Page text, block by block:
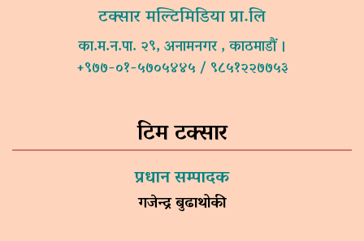
टक्सार मल्टिमिडिया प्रा.लि
का.म.न.पा. २९, अनामनगर , काठमाडौं ।
+९७७-०१-५७०५४४५ / ९८५१२२७७५३
टिम टक्सार
प्रधान सम्पादक
गजेन्द्र बुढाथोकी